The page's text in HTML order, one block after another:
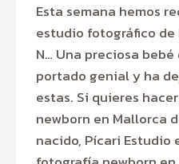
Esta semana hemos
estudio fotográfico
N… Una preciosa bebé
portado genial y ha
estas. Si quieres
newborn en Mallorca
nacido, Pícari Estudio